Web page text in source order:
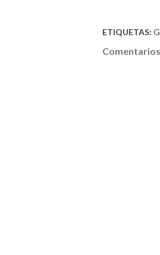
ETIQUETAS:
Comentarios